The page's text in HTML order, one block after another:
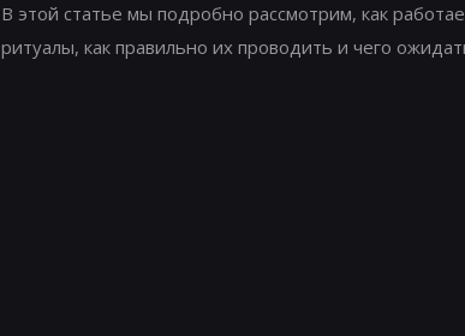
В этой статье мы подробно рассмотрим, как
ритуалы, как правильно их проводить и чего